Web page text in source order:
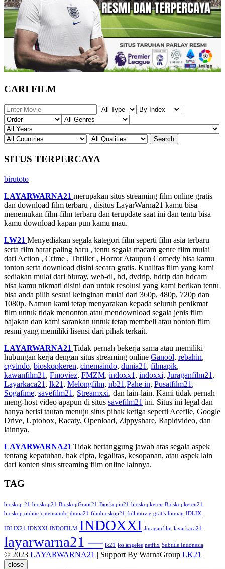
CARI FILM
SITUS TERPERCAYA
birutoto
LAYARWARNA21 merupakan situs streaming film online gratis
dan download film terbaru , disitus LayarWarna21 kamu bisa
menemukan film-film terbaru dan terupdate saat ini dan tentu bisa
kamu download kapan pun kamu mau.
LW21 Menyediakan segala kategori film seperti film asia terbaru
serta film barat paling baru , tentu segala macam genre film mulai
dari Action , Crime , Thriller , Horror Ataupun Comedy bisa kamu
tonton serta download disini secara gratis. Kualitas film yang kami
sediakan mulai dari bluray, web-dl, hd, dvdrip, hdrip dan hdcam
bisa kamu nikmati disini dan untuk resolusi yang kami berikan tentu
bisa anda pilih sesuai keinginan mulai dari 360p, 480p, 720p dan
1080p. Namun kami tetap menyarakan kepada seluruh penikmat
film untuk tidak menonton atau mendownload segala jenis film
bajakan dan kami sarankan untuk tetap membeli atau nonton film
resmi yang memiliki lisensi dari pihak terkait.
LAYARWARNA21 Tidak pernah bekerja sama atau memiliki
hubungan kerja dengan situs streaming online Ganool, rebahin,
cgvindo, bioskopkeren, cinemaindo, dunia21 , filmapik,
kawanfilm21 , Fmoviez, FMZM, indoxx1 , indoxxi, Juraganfilm21 ,
Layarkaca21 , lk21 , Melongfilm, nb21 ,Pahe in, Pusatfilm21 ,
Sogafime, savefilm21 , Streamxxi, dan lain-lain. Kami tidak pernah
meng-host video apapun di situs savefilm21 ini. Situs ini legal dan
hanya berisi tautan menuju situs pihak ketiga seperti Acefile, Google
Drive, Uptobox, Racaty, Openload, Zippyshare, Rapidvideo, dan
lainnya.
LAYARWARNA21 Tidak bertanggung jawab atas segala aspek
tentang kepatuhan, hak cipta, legalitas, kesopanan, atau aspek lain
dari konten situs streaming film online lainnya.
TAG
bioskop 21 bioskop21 BioskopGratis21 Bioskopin21 bioskopkeren Bioskopkeren21
bioskop online cinemaindo dunia21 filmbioskop21 full movie gratis hitman IDLIX
IDLIX21 IDNXXI INDOFILM INDOXXI Juraganfilm layarkaca21
layarwarna21 — lk21 los angeles netflix Subtitle Indonesia
© 2023 LAYARWARNA21 | Support By WarnaGroup LK21
close